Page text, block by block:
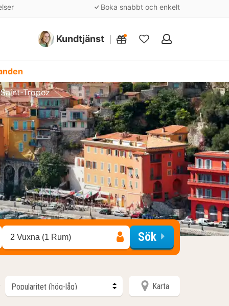
Boka snabbt och enkelt
Kundtjänst
Mina
Tropez
2 Vuxna (1 Rum) Sök
Karta